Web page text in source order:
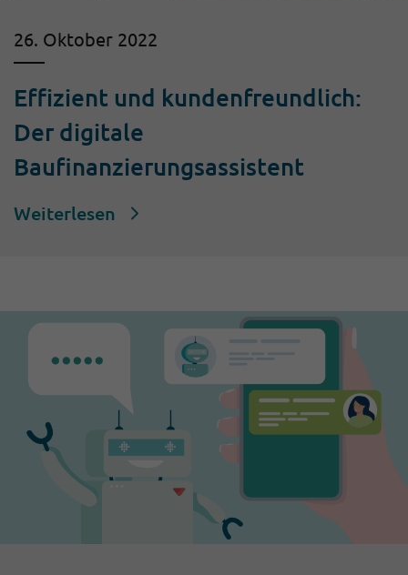
26. Oktober 2022
Effizient und kundenfreundlich:
Der digitale
Baufinanzierungsassistent
Weiterlesen